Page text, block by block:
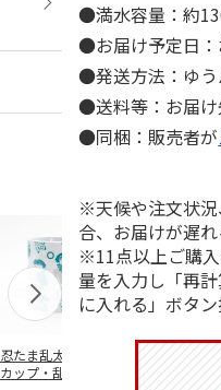
忍たま乱太郎 マグ
カップ・乱太郎・き
抗菌食洗機
わっと弁当
●満水容量：約
●お届け予定日：
●発送方法：ゆう
●送料等：お届
●同梱：販売者が
※天候や注文状況
合、お届けが遅
※11点以上ご購
量を入力し「再
に入れる」ボタ